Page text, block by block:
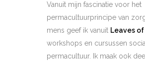
Vanuit mijn fascinatie voor het
permacultuurprincipe van
mens geef ik vanuit Leaves
workshops en cursussen
permacultuur. Ik maak ook